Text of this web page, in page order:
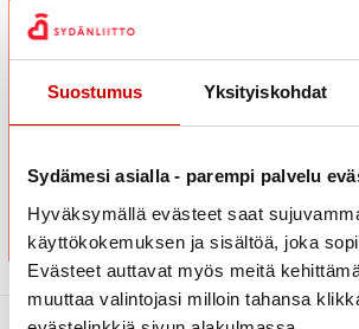
Suostumus Yksityiskohdat
Sydämesi asialla - parempi palvelu
Hyväksymällä evästeet saat
käyttökokemuksen ja sisältöä, joka
Evästeet auttavat myös meitä
muuttaa valintojasi milloin tahansa
materiaaliin tarkistamaan tietosi.
Siihen pääset tutustumaantäältä.